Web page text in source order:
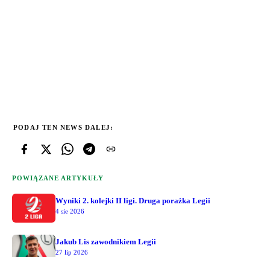
PODAJ TEN NEWS DALEJ:
POWIĄZANE ARTYKUŁY
Wyniki 2. kolejki II ligi. Druga porażka Legii
4 sie 2026
Jakub Lis zawodnikiem Legii
27 lip 2026